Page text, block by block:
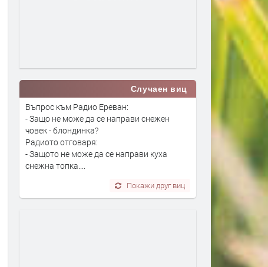
Случаен виц
Въпрос към Радио Ереван:
- Защо не може да се направи снежен
човек - блондинка?
Радиото отговаря:
- Защото не може да се направи куха
снежна топка....
Покажи друг виц